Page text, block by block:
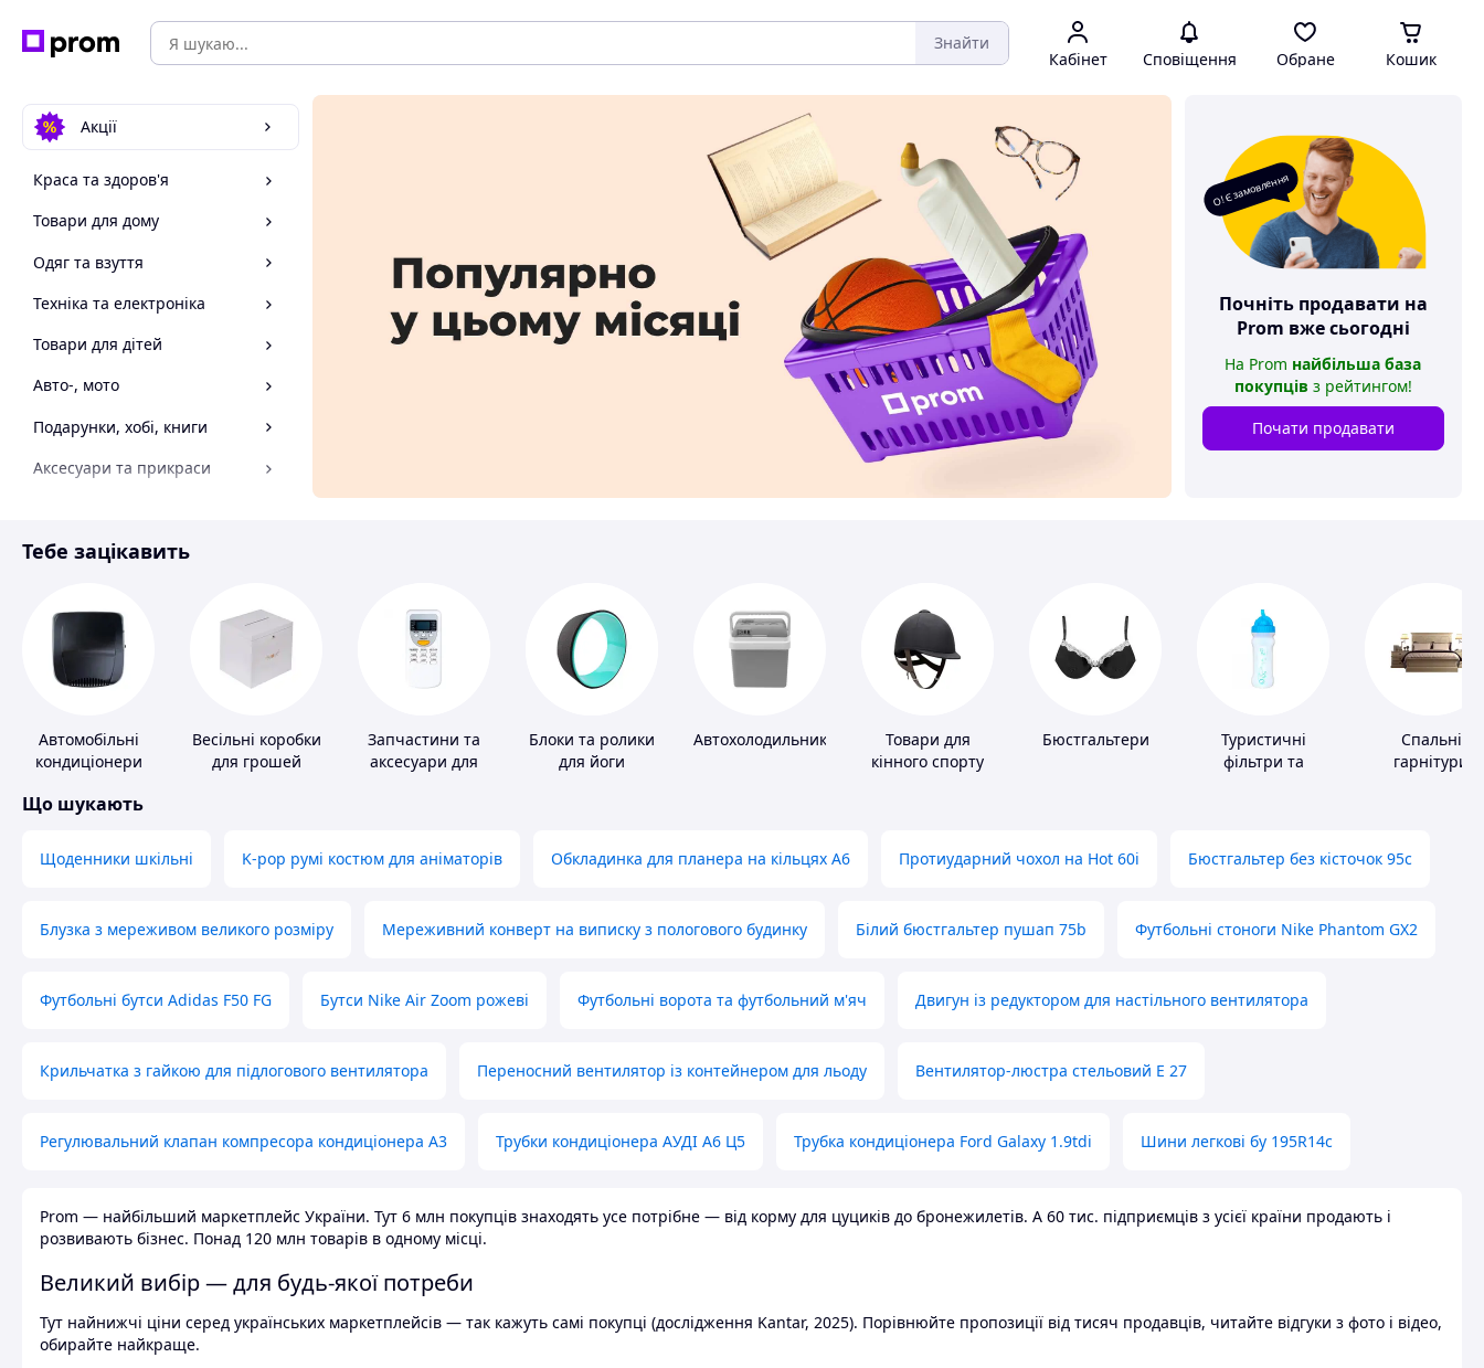
Знайти
Кабінет Сповіщення Обране Кошик
Акції
Краса та здоров'я
Товари для дому
Одяг та взуття
Техніка та електроніка
Товари для дітей
Авто-, мото
Подарунки, хобі, книги
Аксесуари та прикраси
Спорт і відпочинок
О! Є замовлення
Почніть продавати на
Prom вже сьогодні
На Prom найбільша база
покупців з рейтингом!
Почати продавати
Тебе зацікавить
Автомобільні
кондиціонери
Весільні коробки
для грошей
Запчастини та
аксесуари для
Блоки та ролики
для йоги
Автохолодильники
Товари для
кінного спорту
Бюстгальтери
Туристичні
фільтри та
Спальні
гарнітури
Що шукають
Щоденники шкільні K-pop румі костюм для аніматорів Обкладинка для планера на кільцях А6 Протиударний чохол на Hot 60i Бюстгальтер без кісточок 95с
Блузка з мереживом великого розміру Мереживний конверт на виписку з пологового будинку Білий бюстгальтер пушап 75b Футбольні стоноги Nike Phantom GX2
Футбольні бутси Adidas F50 FG Бутси Nike Air Zoom рожеві Футбольні ворота та футбольний м'яч Двигун із редуктором для настільного вентилятора
Крильчатка з гайкою для підлогового вентилятора Переносний вентилятор із контейнером для льоду Вентилятор-люстра стельовий E 27
Регулювальний клапан компресора кондиціонера А3 Трубки кондиціонера АУДІ А6 Ц5 Трубка кондиціонера Ford Galaxy 1.9tdi Шини легкові бу 195R14c
Prom — найбільший маркетплейс України. Тут 6 млн покупців знаходять усе потрібне — від корму для цуциків до бронежилетів. А 60 тис. підприємців з усієї країни продають і
розвивають бізнес. Понад 120 млн товарів в одному місці.
Великий вибір — для будь-якої потреби
Тут найнижчі ціни серед українських маркетплейсів — так кажуть самі покупці (дослідження Kantar, 2025). Порівнюйте пропозиції від тисяч продавців, читайте відгуки з фото і відео,
обирайте найкраще.